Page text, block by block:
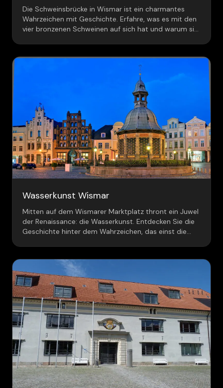
Die Schweinsbrücke in Wismar ist ein charmantes
Wahrzeichen mit Geschichte. Erfahre, was es mit den
vier bronzenen Schweinen auf sich hat und warum sie
Wasserkunst Wismar
Mitten auf dem Wismarer Marktplatz thront ein Juwel
der Renaissance: die Wasserkunst. Entdecken Sie die
Geschichte hinter dem Wahrzeichen, das einst die